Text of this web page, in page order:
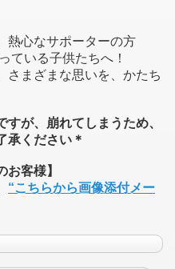
熱心なサポーターの方
ている子供たちへ！
さまざまな思いを、かたち
すが、崩れてしまうため、
承ください＊
お客様】
“こちらから画像添付メー